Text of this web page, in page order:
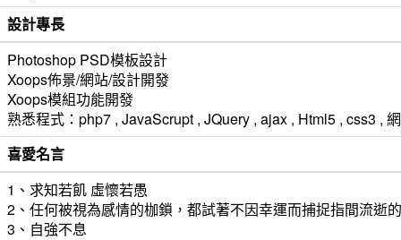
設計專長
Photoshop PSD模板設計
Xoops佈景/網站/設計開發
Xoops模組功能開發
熟悉程式：php7 , JavaScrupt , JQuery , ajax , Html5 , css3 ,
喜愛名言
1、求知若飢 虛懷若愚
2、任何被視為感情的枷鎖，都試著不因幸運而捕捉指間流逝
3、自強不息